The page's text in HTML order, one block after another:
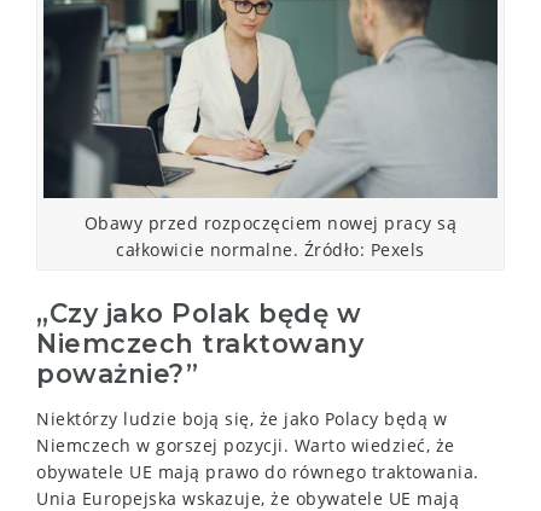
Obawy przed rozpoczęciem nowej pracy są
całkowicie normalne. Źródło: Pexels
„Czy jako Polak będę w
Niemczech traktowany
poważnie?”
Niektórzy ludzie boją się, że jako Polacy będą w
Niemczech w gorszej pozycji. Warto wiedzieć, że
obywatele UE mają prawo do równego traktowania.
Unia Europejska wskazuje, że obywatele UE mają